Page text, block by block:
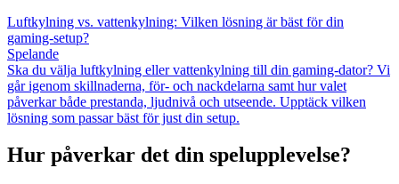
Luftkylning vs. vattenkylning: Vilken lösning är bäst för din
gaming‑setup?
Spelande
Ska du välja luftkylning eller vattenkylning till din gaming‑dator? Vi
går igenom skillnaderna, för‑ och nackdelarna samt hur valet
påverkar både prestanda, ljudnivå och utseende. Upptäck vilken
lösning som passar bäst för just din setup.
Hur påverkar det din spelupplevelse?